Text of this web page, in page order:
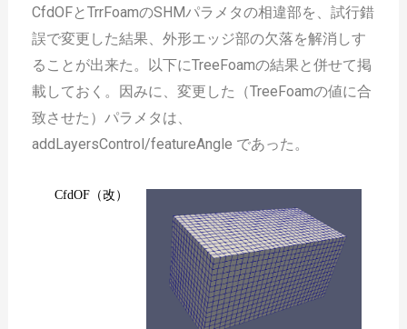
CfdOFとTrrFoamのSHMパラメタの相違部を、試行錯
誤で変更した結果、外形エッジ部の欠落を解消しす
ることが出来た。以下にTreeFoamの結果と併せて掲
載しておく。因みに、変更した（TreeFoamの値に合
致させた）パラメタは、
addLayersControl/featureAngle であった。
CfdOF（改）